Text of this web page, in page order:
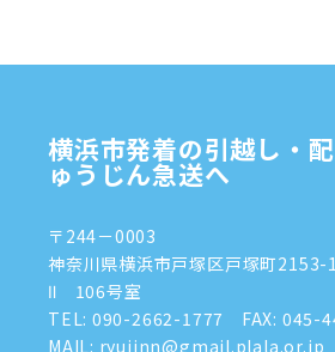
2024年9月(2)
2024年7月
(8)
2024年5月(2)
2024年4月(3)
横浜市発着の引越し・
ゅうじん急送へ
〒244－0003
神奈川県横浜市戸塚区戸塚町2153-
Ⅱ 106号室
TEL: 090-2662-1777
FAX: 045-
MAIL: ryujinn@gmail.plala.or.jp